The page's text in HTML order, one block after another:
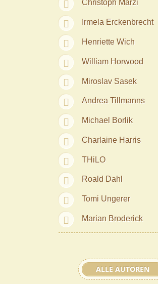
Christoph Marzi
Irmela Erckenbrecht
Henriette Wich
William Horwood
Miroslav Sasek
Andrea Tillmanns
Michael Borlik
Charlaine Harris
THiLO
Roald Dahl
Tomi Ungerer
Marian Broderick
ALLE AUTOREN